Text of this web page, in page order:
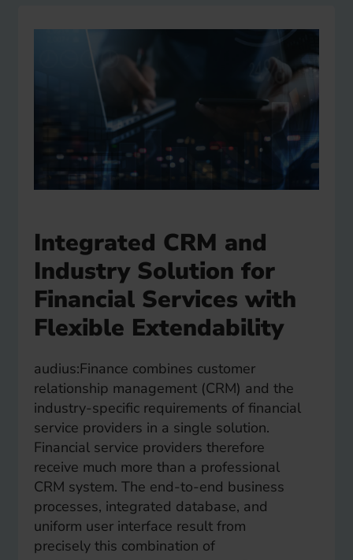
Integrated CRM and
Industry Solution for
Financial Services with
Flexible Extendability
audius:Finance combines customer
relationship management (CRM) and the
industry-specific requirements of financial
service providers in a single solution.
Financial service providers therefore
receive much more than a professional
CRM system. The end-to-end business
processes, integrated database, and
uniform user interface result from
precisely this combination of